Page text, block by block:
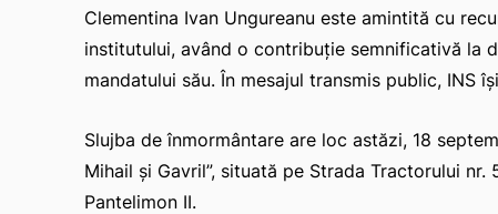
Clementina Ivan Ungureanu este amintită cu
institutului, având o contribuție semnificativă la
mandatului său. În mesajul transmis public, INS
Slujba de înmormântare are loc astăzi, 18
Mihail și Gavril”, situată pe Strada Tractorului
Pantelimon II.